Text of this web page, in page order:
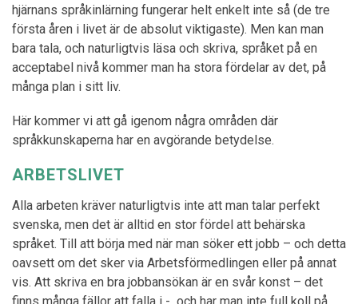
hjärnans språkinlärning fungerar helt enkelt inte så (de tre
första åren i livet är de absolut viktigaste). Men kan man
bara tala, och naturligtvis läsa och skriva, språket på en
acceptabel nivå kommer man ha stora fördelar av det, på
många plan i sitt liv.
Här kommer vi att gå igenom några områden där
språkkunskaperna har en avgörande betydelse.
ARBETSLIVET
Alla arbeten kräver naturligtvis inte att man talar perfekt
svenska, men det är alltid en stor fördel att behärska
språket. Till att börja med när man söker ett jobb – och detta
oavsett om det sker via Arbetsförmedlingen eller på annat
vis. Att skriva en bra jobbansökan är en svår konst – det